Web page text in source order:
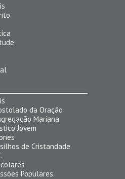
da Oração
Mariana
Jovem
de Cristandade
Populares